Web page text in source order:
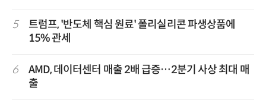
5
트럼프, '반도체 핵심 원료' 폴리실리콘 파생상품에
15% 관세
6
AMD, 데이터센터 매출 2배 급증…2분기 사상 최대 매
출